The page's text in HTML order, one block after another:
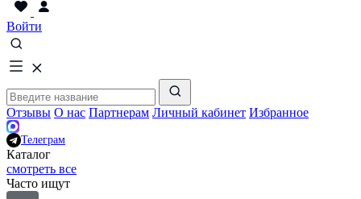
Войти
Отзывы О нас Партнерам Личный кабинет Избранное
Телеграм
Каталог
смотреть все
Часто ищут